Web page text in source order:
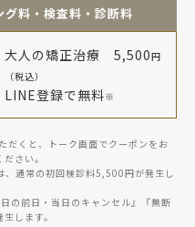
料・検査料・診断料
大人の矯正治療 5,500円
（税込）
LINE登録で無料※
だくと、トーク画面でクーポンをお
さい。
通常の初回検診料5,500円が発生し
の前日・当日のキャンセル』『無断
します。